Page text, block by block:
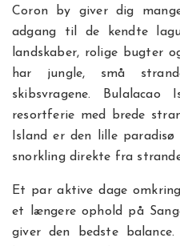
Coron by giver dig
adgang til de kendte
landskaber, rolige bugter
har jungle, små
skibsvragene.
resortferie med brede
Island er den lille
snorkling direkte fra
Et par aktive dage
et længere ophold på
giver den bedste